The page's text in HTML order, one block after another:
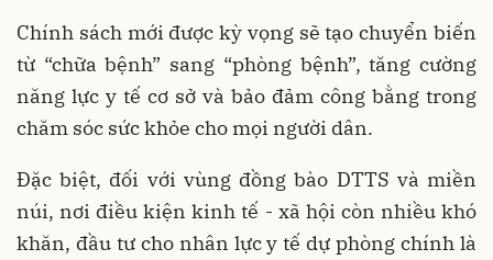
Chính sách mới được kỳ vọng sẽ tạo chuyển biến
từ “chữa bệnh” sang “phòng bệnh”, tăng cường
năng lực y tế cơ sở và bảo đảm công bằng trong
chăm sóc sức khỏe cho mọi người dân.
Đặc biệt, đối với vùng đồng bào DTTS và miền
núi, nơi điều kiện kinh tế - xã hội còn nhiều khó
khăn, đầu tư cho nhân lực y tế dự phòng chính là